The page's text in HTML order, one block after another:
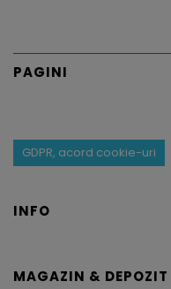
PAGINI
GDPR, acord cookie-uri
INFO
MAGAZIN & DEPOZIT